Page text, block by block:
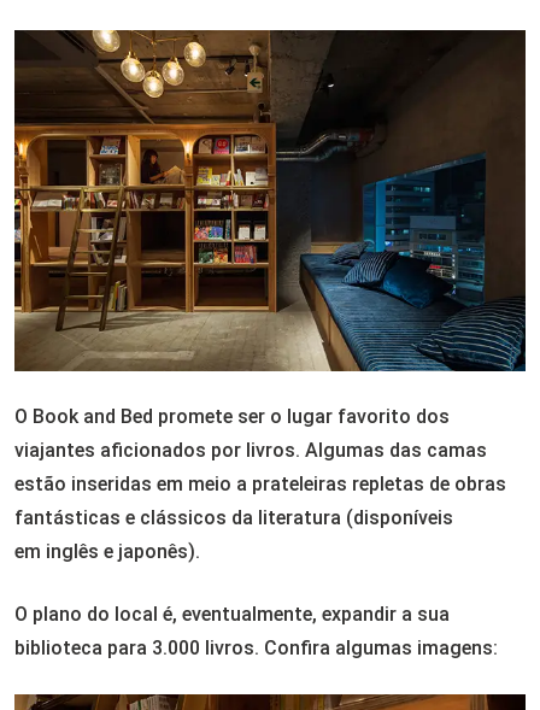
O Book and Bed promete ser o lugar favorito dos
viajantes aficionados por livros. Algumas das camas
estão inseridas em meio a prateleiras repletas de obras
fantásticas e clássicos da literatura (disponíveis
em inglês e japonês).
O plano do local é, eventualmente, expandir a sua
biblioteca para 3.000 livros. Confira algumas imagens: